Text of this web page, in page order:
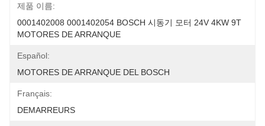
제품 이름:
0001402008 0001402054 BOSCH 시동기 모터 24V 4KW 9T
MOTORES DE ARRANQUE
Español:
MOTORES DE ARRANQUE DEL BOSCH
Français:
DEMARREURS